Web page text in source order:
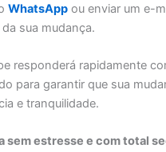
WhatsApp ou enviar um e-
sua mudança.
responderá rapidamente
para garantir que sua
e tranquilidade.
sem estresse e com total